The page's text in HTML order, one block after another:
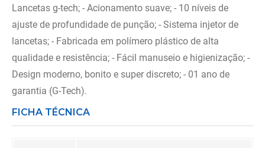
Lancetas g-tech; - Acionamento suave; - 10 níveis de
ajuste de profundidade de punção; - Sistema injetor de
lancetas; - Fabricada em polímero plástico de alta
qualidade e resistência; - Fácil manuseio e higienização; -
Design moderno, bonito e super discreto; - 01 ano de
garantia (G-Tech).
FICHA TÉCNICA